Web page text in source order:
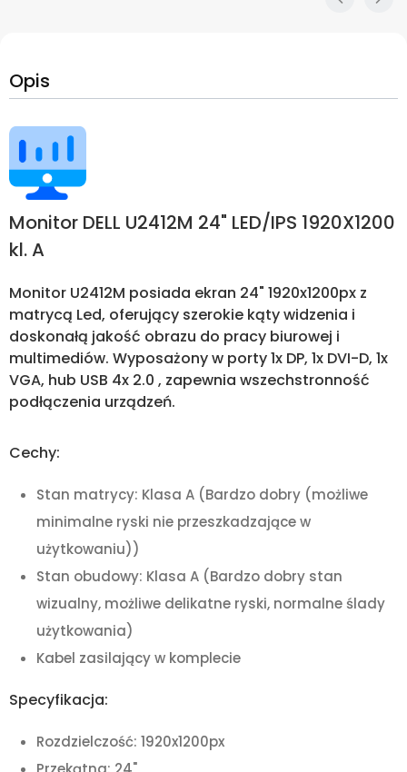
Opis
Monitor DELL U2412M 24" LED/IPS 1920X1200
kl. A
Monitor U2412M posiada ekran 24" 1920x1200px z
matrycą Led, oferujący szerokie kąty widzenia i
doskonałą jakość obrazu do pracy biurowej i
multimediów. Wyposażony w porty 1x DP, 1x DVI-D, 1x
VGA, hub USB 4x 2.0 , zapewnia wszechstronność
podłączenia urządzeń.
Cechy:
Stan matrycy: Klasa A (Bardzo dobry (możliwe
minimalne ryski nie przeszkadzające w
użytkowaniu))
Stan obudowy: Klasa A (Bardzo dobry stan
wizualny, możliwe delikatne ryski, normalne ślady
użytkowania)
Kabel zasilający w komplecie
Specyfikacja:
Rozdzielczość: 1920x1200px